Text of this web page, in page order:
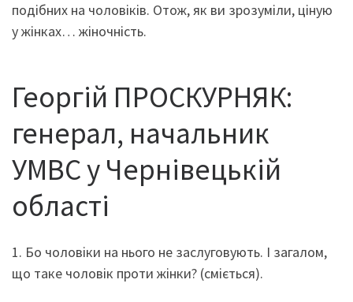
подібних на чоловіків. Отож, як ви зрозуміли, ціную
у жінках… жіночність.
Георгій ПРОСКУРНЯК:
генерал, начальник
УМВС у Чернівецькій
області
1. Бо чоловіки на нього не заслуговують. І загалом,
що таке чоловік проти жінки? (сміється).